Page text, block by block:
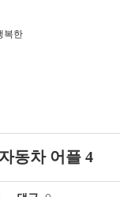
복한
동차 어플 4